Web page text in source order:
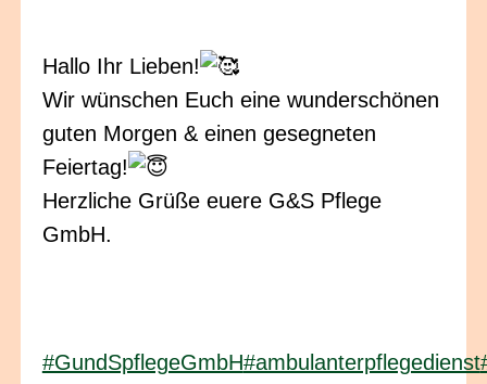
Hallo Ihr Lieben!
Wir wünschen Euch eine wunderschönen
guten Morgen & einen gesegneten
Feiertag!
Herzliche Grüße euere G&S Pflege
GmbH.
#GundSpflegeGmbH#ambulanterpflegedienst